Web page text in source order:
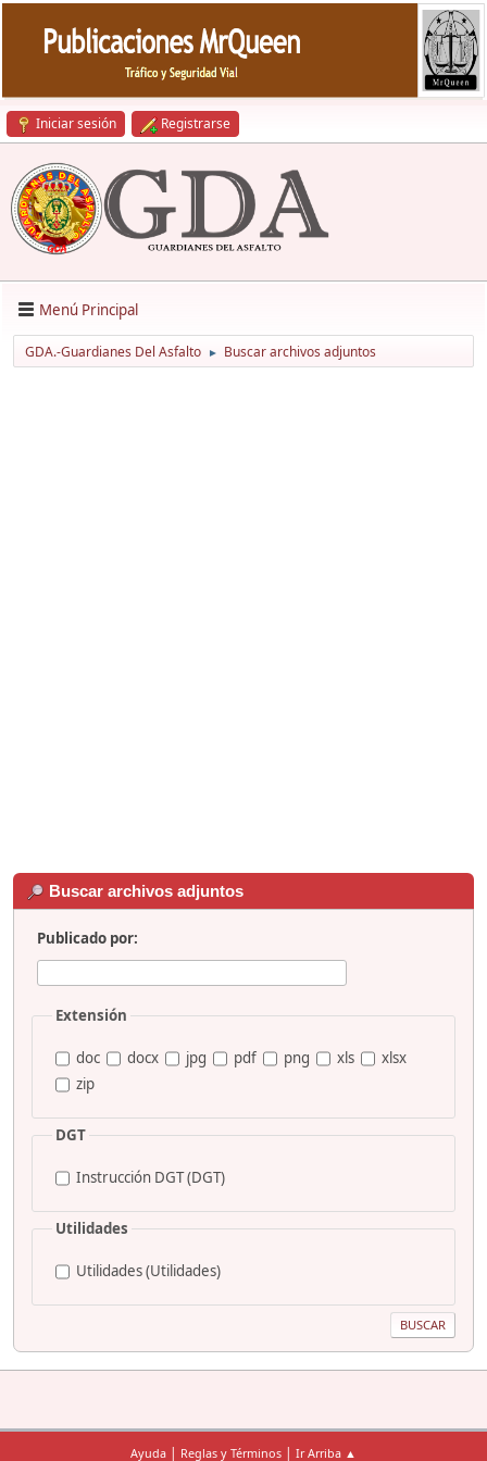
Iniciar sesión Registrarse
Menú Principal
GDA.-Guardianes Del Asfalto ► Buscar archivos adjuntos
Buscar archivos adjuntos
Publicado por:
Extensión
doc docx jpg pdf png xls
xlsx
zip
DGT
Instrucción DGT (DGT)
Utilidades
Utilidades (Utilidades)
Ayuda | Reglas y Términos | Ir Arriba ▲